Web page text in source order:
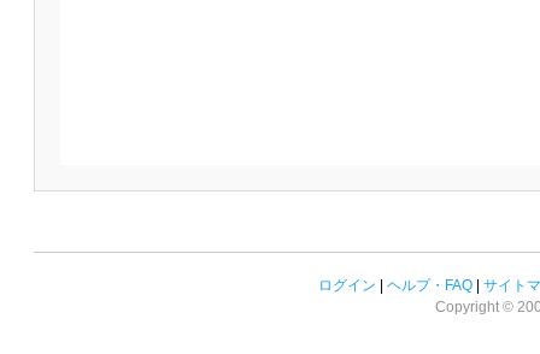
ログイン ヘルプ・FAQ
サイト
Copyright ©